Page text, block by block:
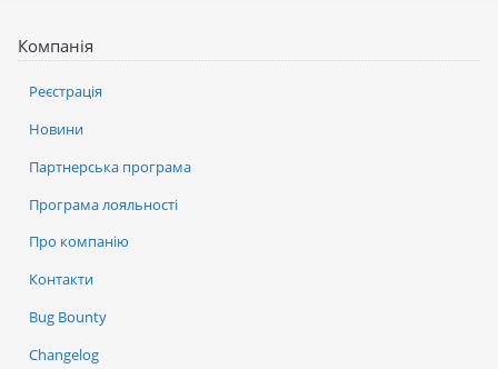
Компанія
Реєстрація
Новини
Партнерська програма
Програма лояльності
Про компанію
Контакти
Bug Bounty
Changelog